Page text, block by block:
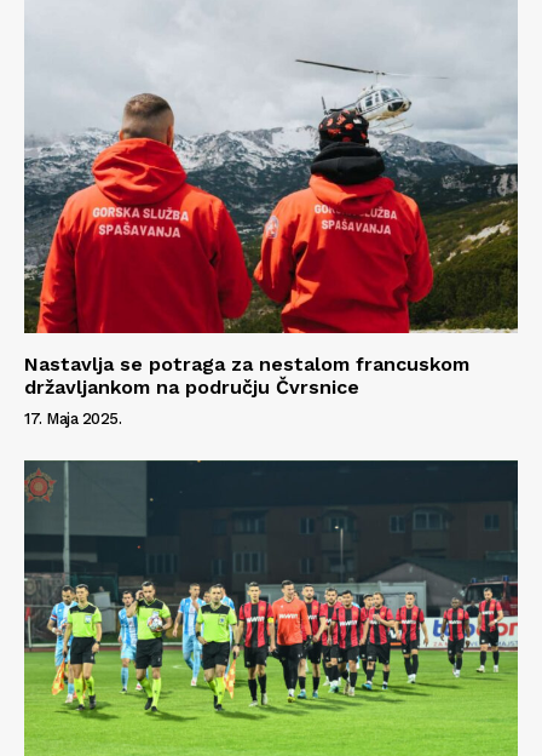
Nastavlja se potraga za nestalom francuskom
državljankom na području Čvrsnice
17. Maja 2025.